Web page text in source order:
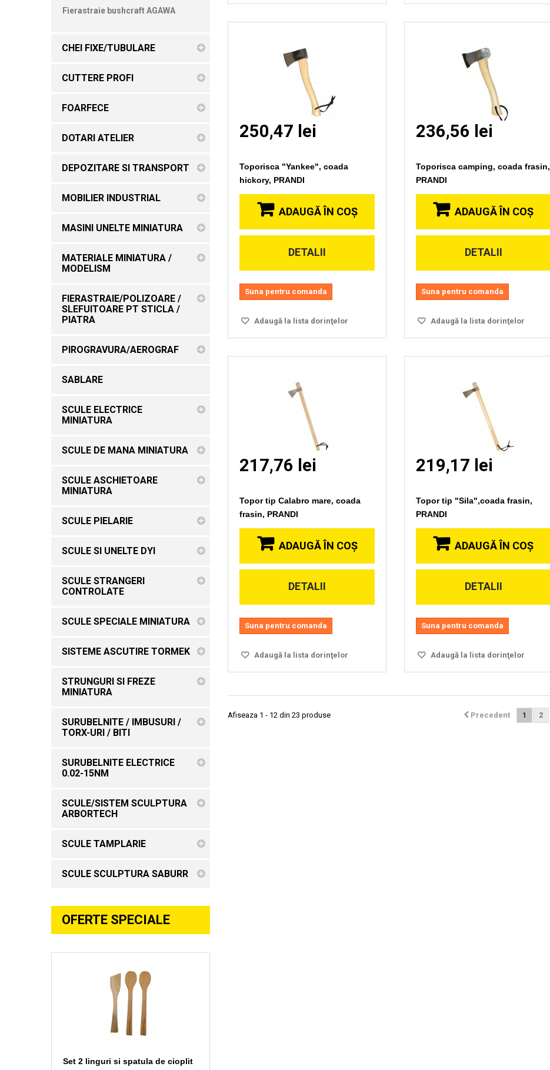
Fierastraie bushcraft AGAWA
CHEI FIXE/TUBULARE
CUTTERE PROFI
FOARFECE
DOTARI ATELIER
DEPOZITARE SI TRANSPORT
MOBILIER INDUSTRIAL
MASINI UNELTE MINIATURA
MATERIALE MINIATURA /
MODELISM
FIERASTRAIE/POLIZOARE /
SLEFUITOARE PT STICLA /
PIATRA
PIROGRAVURA/AEROGRAF
SABLARE
SCULE ELECTRICE
MINIATURA
SCULE DE MANA MINIATURA
SCULE ASCHIETOARE
MINIATURA
SCULE PIELARIE
SCULE SI UNELTE DYI
SCULE STRANGERI
CONTROLATE
SCULE SPECIALE MINIATURA
SISTEME ASCUTIRE TORMEK
STRUNGURI SI FREZE
MINIATURA
SURUBELNITE / IMBUSURI /
TORX-URI / BITI
SURUBELNITE ELECTRICE
0.02-15NM
SCULE/SISTEM SCULPTURA
ARBORTECH
SCULE TAMPLARIE
SCULE SCULPTURA SABURR
OFERTE SPECIALE
Set 2 linguri si spatula de cioplit
250,47 lei
Toporisca "Yankee", coada
hickory, PRANDI
ADAUGĂ ÎN COŞ
DETALII
Suna pentru comanda
Adaugă la lista dorinţelor
236,56 lei
Toporisca camping, coada frasin,
PRANDI
ADAUGĂ ÎN COŞ
DETALII
Suna pentru comanda
Adaugă la lista dorinţelor
Vizionare
217,76 lei
Topor tip Calabro mare, coada
frasin, PRANDI
ADAUGĂ ÎN COŞ
DETALII
Suna pentru comanda
Adaugă la lista dorinţelor
Vizionare
219,17 lei
Topor tip "Sila",coada frasin,
PRANDI
ADAUGĂ ÎN COŞ
DETALII
Suna pentru comanda
Adaugă la lista dorinţelor
Precedent 1 2
Afiseaza 1 - 12 din 23 produse